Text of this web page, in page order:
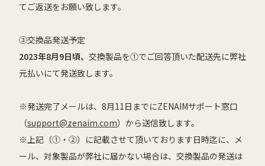
てご返送をお願い致します。
③交換品発送予定
2023年8月9日頃、 交換製品を①でご回答頂いた配送先に弊社
元払いにて発送致します。
※発送完了メールは、8月11日までにZENAIMサポート窓口
（support@zenaim.com）から送信致します。
※上記（①・②）に記載させて頂いております日時迄に、メ
ール、対象製品が弊社に届かない場合は、 交換製品の発送は